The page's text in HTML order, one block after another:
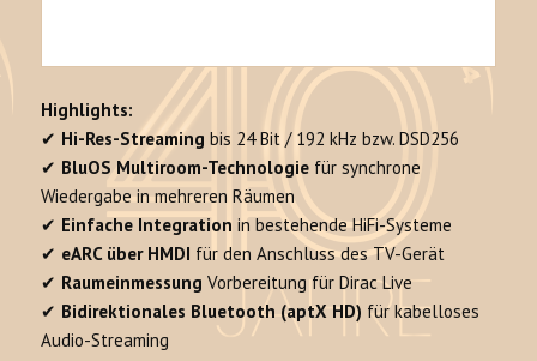
Highlights:
✔ Hi-Res-Streaming bis 24 Bit / 192 kHz bzw. DSD256
✔ BluOS Multiroom-Technologie für synchrone
Wiedergabe in mehreren Räumen
✔ Einfache Integration in bestehende HiFi-Systeme
✔ eARC über HMDI für den Anschluss des TV-Gerät
✔ RaumeinmessungVorbereitung für Dirac Live
✔ Bidirektionales Bluetooth (aptX HD) für kabelloses
Audio-Streaming